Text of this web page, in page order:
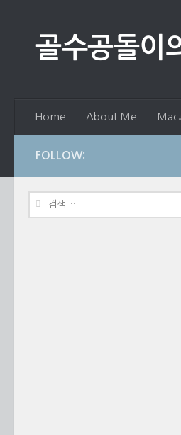
골수공돌이
Home About Me Mac
FOLLOW:
검